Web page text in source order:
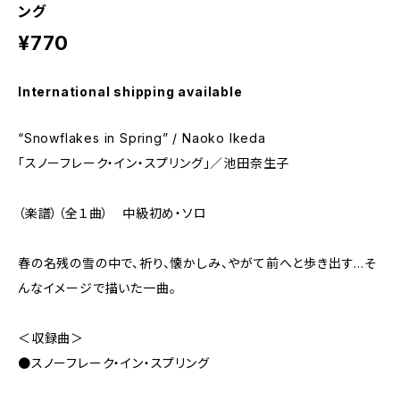
ング
¥770
International shipping available
“Snowflakes in Spring” / Naoko Ikeda
「スノーフレーク・イン・スプリング」／池田奈生子
（楽譜）（全１曲） 中級初め・ソロ
春の名残の雪の中で、祈り、懐かしみ、やがて前へと歩き出す...そ
んなイメージで描いた一曲。
＜収録曲＞
●スノーフレーク・イン・スプリング